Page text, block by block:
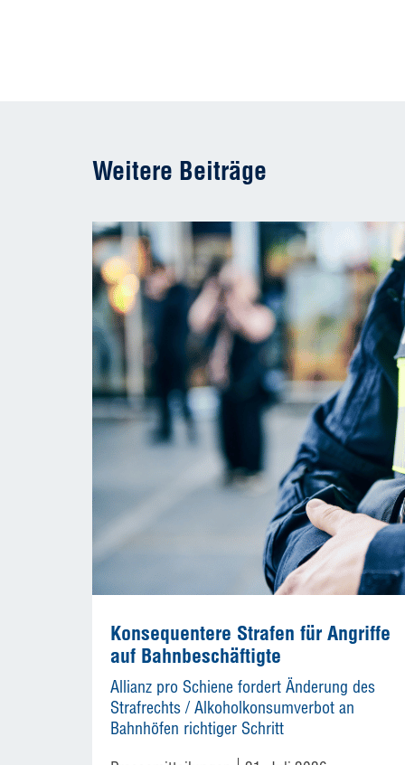
Weitere Beiträge
Konsequentere Strafen für Angriffe
auf Bahnbeschäftigte
Allianz pro Schiene fordert Änderung des
Strafrechts / Alkoholkonsumverbot an
Bahnhöfen richtiger Schritt